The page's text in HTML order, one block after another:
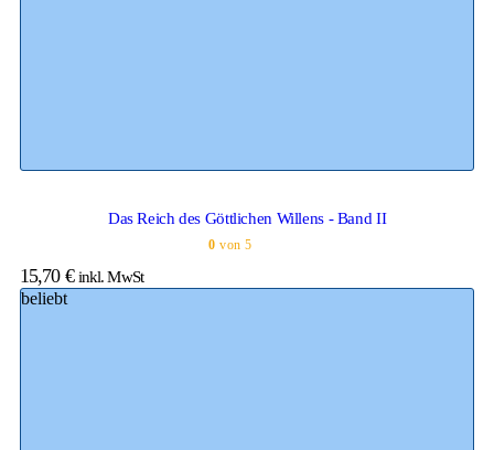
Das Reich des Göttlichen Willens - Band II
0 von 5
15,70 € inkl. MwSt
beliebt